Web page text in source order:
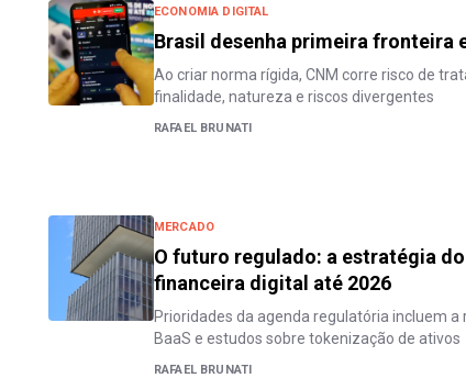
ECONOMIA DIGITAL
Brasil desenha primeira fronteira
Ao criar norma rígida, CNM corre risco de
finalidade, natureza e riscos divergentes
RAFAEL BRUNATI
MERCADO
O futuro regulado: a estratégia
financeira digital até 2026
Prioridades da agenda regulatória incluem
BaaS e estudos sobre tokenização de ativos
RAFAEL BRUNATI